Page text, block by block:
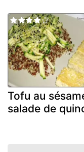
Tofu au
salade de